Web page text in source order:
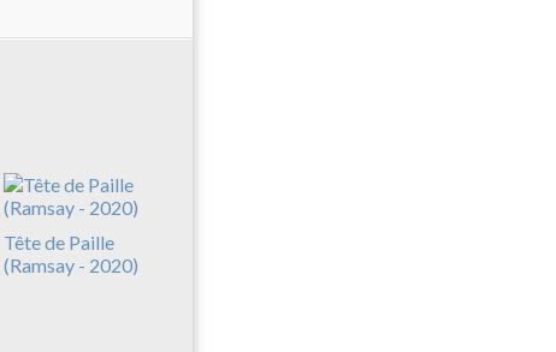
Tête de Paille
(Ramsay - 2020)